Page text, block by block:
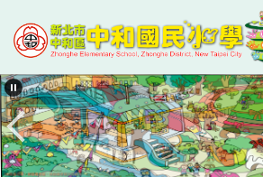
到
主
要
內
容
區
新
北
市
中
和
區